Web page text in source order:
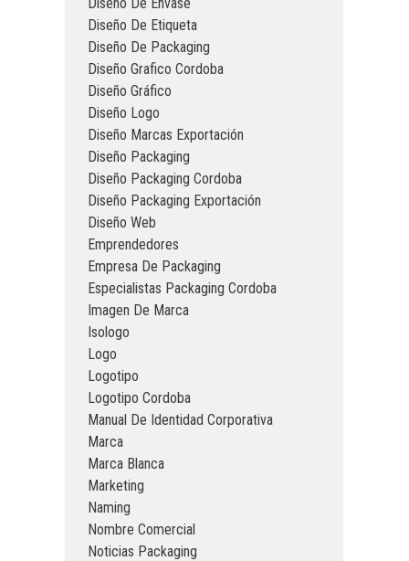
Diseño De Etiqueta
Diseño De Packaging
Diseño Grafico Cordoba
Diseño Gráfico
Diseño Logo
Diseño Marcas Exportación
Diseño Packaging
Diseño Packaging Cordoba
Diseño Packaging Exportación
Diseño Web
Emprendedores
Empresa De Packaging
Especialistas Packaging Cordoba
Imagen De Marca
Isologo
Logo
Logotipo
Logotipo Cordoba
Manual De Identidad Corporativa
Marca
Marca Blanca
Marketing
Naming
Nombre Comercial
Noticias Packaging